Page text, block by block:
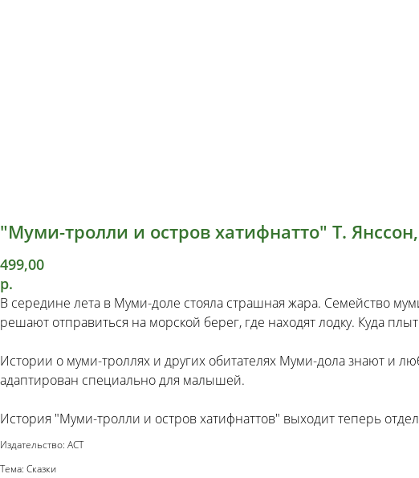
"Муми-тролли и остров хатифнатто" Т.
499,00
р.
В середине лета в Муми-доле стояла страшная жара. Семейство
решают отправиться на морской берег, где находят лодку. Куда
Истории о муми-троллях и других обитателях Муми-дола знают и
адаптирован специально для малышей.
История "Муми-тролли и остров хатифнаттов" выходит теперь
Издательство: АСТ
Тема: Сказки